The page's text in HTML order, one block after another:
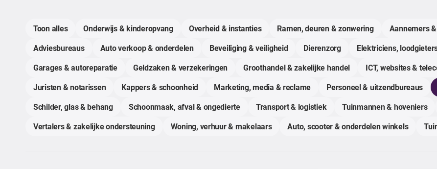
Toon alles Onderwijs & kinderopvang Overheid & instanties Ramen, deuren & zonwering Aannemers
Adviesbureaus
Auto verkoop & onderdelen Beveiliging & veiligheid Dierenzorg Elektriciens,
Garages & autoreparatie
Geldzaken & verzekeringen Groothandel & zakelijke handel ICT, websites &
Juristen & notarissen
Kappers & schoonheid Marketing, media & reclame Personeel & uitzendbureaus
Schilder, glas & behang
Schoonmaak, afval & ongedierte Transport & logistiek Tuinmannen & hoveniers
Vertalers & zakelijke ondersteuning
Woning, verhuur & makelaars Auto, scooter & onderdelen winkels